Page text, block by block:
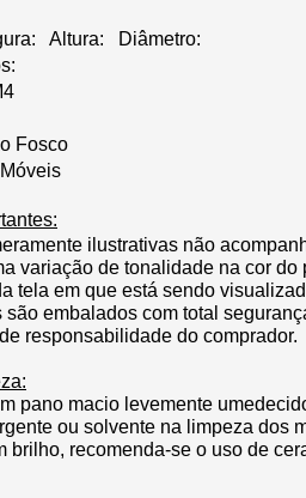
Altura:
Diâmetro:
Fosco
ilustrativas não
variação de tonalidade na cor
tela em que está sendo
são embalados com total
responsabilidade do comprador.
pano macio levemente
ou solvente na limpeza dos
brilho, recomenda-se o uso de